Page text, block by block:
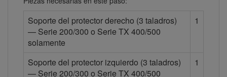
Soporte del protector derecho (3 taladros)
— Serie 200/300 o Serie TX 400/500
solamente
1
Soporte del protector izquierdo (3 taladros)
— Serie 200/300 o Serie TX 400/500
1